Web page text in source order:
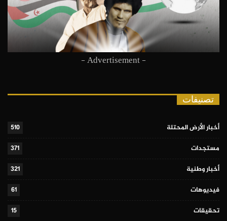
- Advertisement -
تصنيفات
أخبار الأرض المحتلة
510
مستجدات
371
أخبار وطنية
321
فيديوهات
61
تحقيقات
15